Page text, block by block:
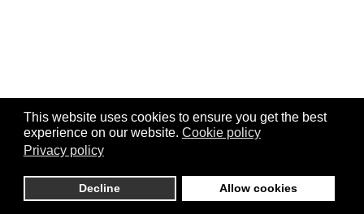
This website uses cookies to ensure you get the best
experience on our website. Cookie policy
Privacy policy
Decline Allow cookies